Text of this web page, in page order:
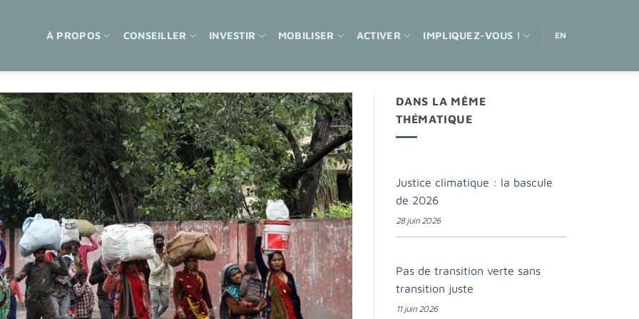
À PROPOS CONSEILLER INVESTIR MOBILISER ACTIVER IMPLIQUEZ-VOUS ! EN
DANS LA MÊME
THÉMATIQUE
Justice climatique : la bascule
de 2026
28 juin 2026
Pas de transition verte sans
transition juste
11 juin 2026